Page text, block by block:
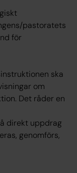
pastoratets
för
ska
om
Det råder en
direkt uppdrag
genomförs,